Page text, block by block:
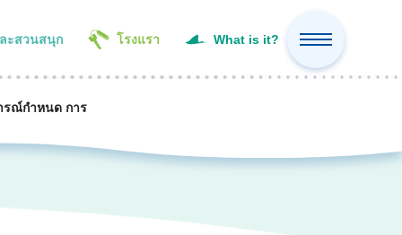
ะสวนสนุก โรงแรา What is it?
รณ์กำหนด การ